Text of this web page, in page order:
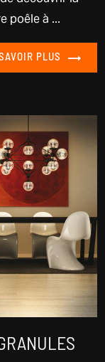
poêle à ...
PLUS